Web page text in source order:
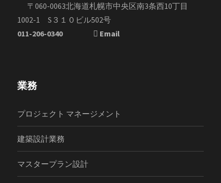
〒060-0063北海道札幌市中央区南3条西10丁目
1002-1 S３１０ビル502号
011-206-0340
Email
業務
プロジェクト マネージメント
建築設計業務
マスタープラン設計